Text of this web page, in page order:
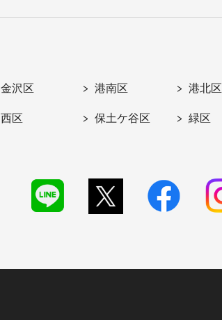
金沢区 港南区 港北区
西区 保土ケ谷区 緑区